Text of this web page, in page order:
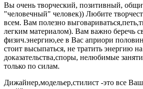
Вы очень творческий, позитивный,
"человечный" человек)) Любите
всем. Вам полезно
легким материалом). Вам важно беречь
физич.энергию,ее в Вас априори
стоит высыпаться, не тратить энергию на
доказательства,споры, нелюбимые
только по силам.
Дижайнер,модельер,стилист -это все